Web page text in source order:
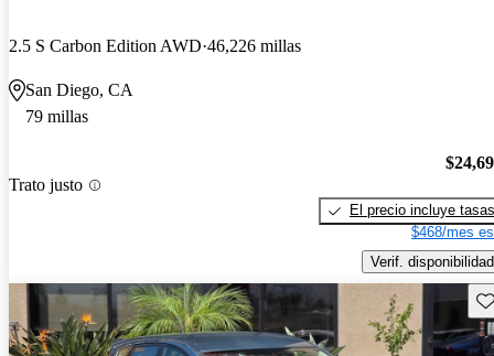
2.5 S Carbon Edition AWD 46,226 millas
San Diego, CA
79 millas
Trato justo
El precio incluye tasas
$468/mes
Verif. disponibilidad